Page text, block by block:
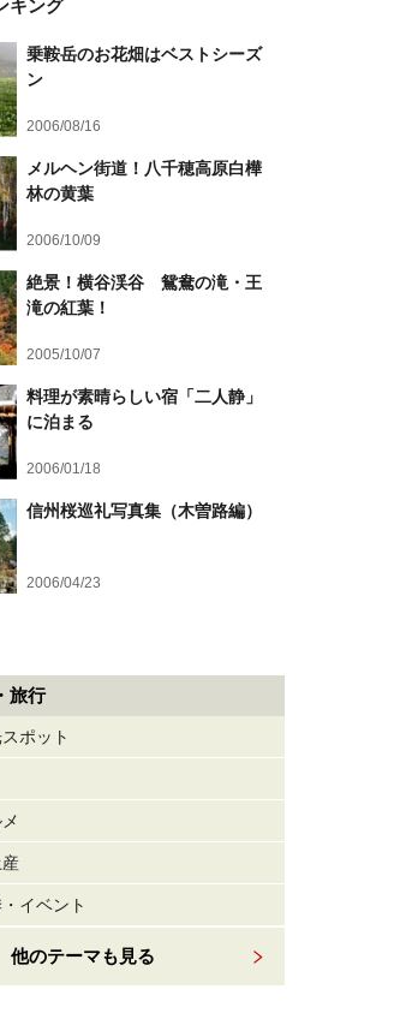
キング
乗鞍岳のお花畑はベストシーズ
ン
2006/08/16
メルヘン街道！八千穂高原白樺
林の黄葉
2006/10/09
絶景！横谷渓谷 鴛鴦の滝・王
滝の紅葉！
2005/10/07
料理が素晴らしい宿「二人静」
に泊まる
2006/01/18
信州桜巡礼写真集（木曽路編）
2006/04/23
旅行
ポット
イベント
他のテーマも見る